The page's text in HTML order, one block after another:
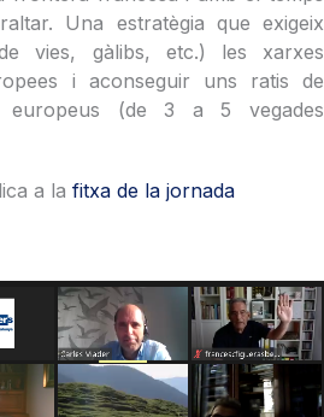
Una estratègia que exigeix
vies, gàlibs, etc.) les xarxes
i aconseguir uns ratis de
europeus (de 3 a 5 vegades
a la fitxa de la jornada